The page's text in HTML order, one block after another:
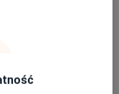
Uniwersytecie
oraz studia
pedagogicznego do
Radomiu. Stale